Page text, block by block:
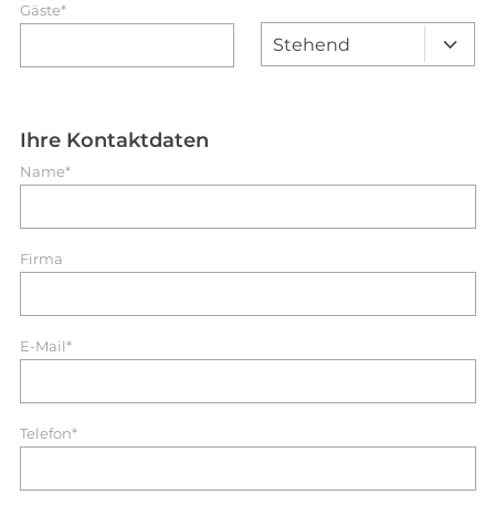
Gäste*
Ihre Kontaktdaten
Name*
Firma
E-Mail*
Telefon*